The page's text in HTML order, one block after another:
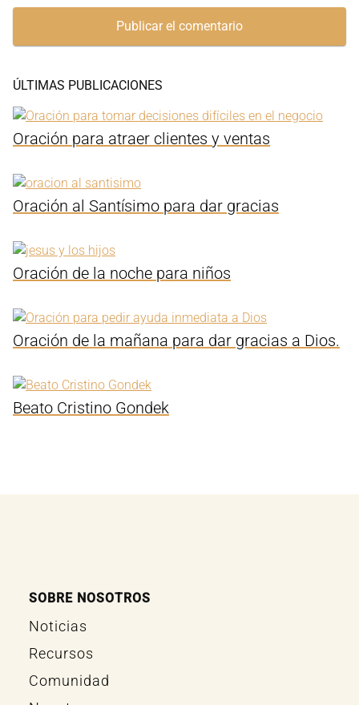
ÚLTIMAS PUBLICACIONES
Oración para atraer clientes y ventas
Oración al Santísimo para dar gracias
Oración de la noche para niños
Oración de la mañana para dar gracias a Dios.
Beato Cristino Gondek
SOBRE NOSOTROS
Noticias
Recursos
Comunidad